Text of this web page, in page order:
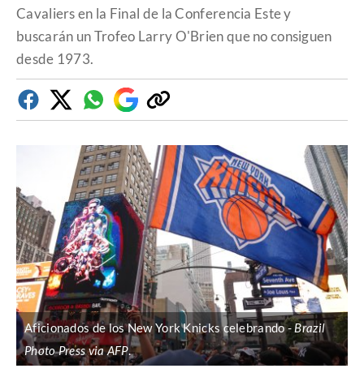
Cavaliers en la Final de la Conferencia Este y
buscarán un Trofeo Larry O'Brien que no consiguen
desde 1973.
FacebookTwitterWhatsapp
Google
Discover
Copiar
enlace
Aficionados de los New York Knicks celebrando
Brazil
Photo Press via AFP.